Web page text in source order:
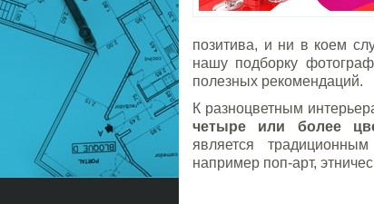
позитива, и ни в коем
нашу подборку
полезных рекомендаций.
К разноцветным
четыре или более
является
например поп-арт,